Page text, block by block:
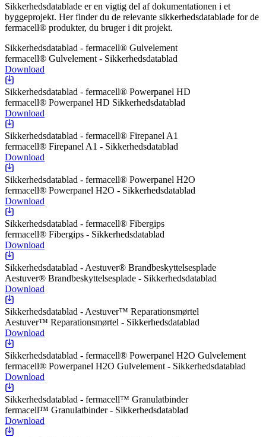
Sikkerhedsdatablade er en vigtig del af dokumentationen i et
byggeprojekt. Her finder du de relevante sikkerhedsdatablade for de
fermacell® produkter, du bruger i dit projekt.
Sikkerhedsdatablad - fermacell® Gulvelement
fermacell® Gulvelement - Sikkerhedsdatablad
Download
Sikkerhedsdatablad - fermacell® Powerpanel HD
fermacell® Powerpanel HD Sikkerhedsdatablad
Download
Sikkerhedsdatablad - fermacell® Firepanel A1
fermacell® Firepanel A1 - Sikkerhedsdatablad
Download
Sikkerhedsdatablad - fermacell® Powerpanel H2O
fermacell® Powerpanel H2O - Sikkerhedsdatablad
Download
Sikkerhedsdatablad - fermacell® Fibergips
fermacell® Fibergips - Sikkerhedsdatablad
Download
Sikkerhedsdatablad - Aestuver® Brandbeskyttelsesplade
Aestuver® Brandbeskyttelsesplade - Sikkerhedsdatablad
Download
Sikkerhedsdatablad - Aestuver™ Reparationsmørtel
Aestuver™ Reparationsmørtel - Sikkerhedsdatablad
Download
Sikkerhedsdatablad - fermacell® Powerpanel H2O Gulvelement
fermacell® Powerpanel H2O Gulvelement - Sikkerhedsdatablad
Download
Sikkerhedsdatablad - fermacell™ Granulatbinder
fermacell™ Granulatbinder - Sikkerhedsdatablad
Download